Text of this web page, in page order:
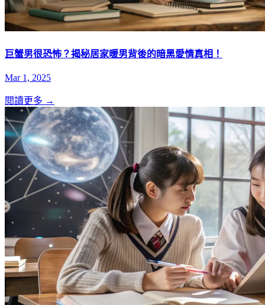
巨蟹男很恐怖？揭秘居家暖男背後的暗黑愛情真相！
Mar 1, 2025
閱讀更多 →